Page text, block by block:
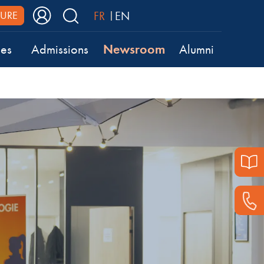
FR EN
Admissions Newsroom Alumni